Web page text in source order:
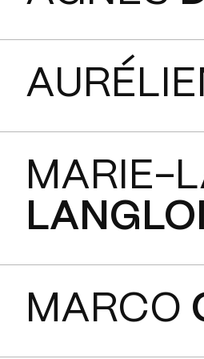
MARIE-
MARCO